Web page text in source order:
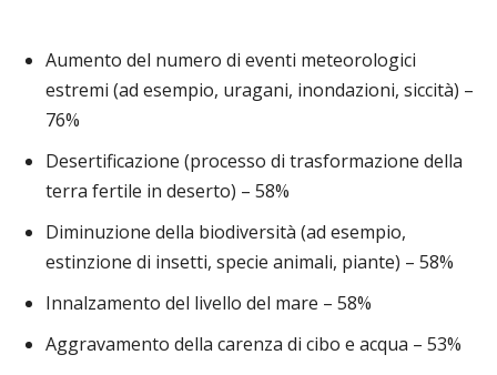
Aumento del numero di eventi meteorologici
estremi (ad esempio, uragani, inondazioni, siccità) –
76%
Desertificazione (processo di trasformazione della
terra fertile in deserto) – 58%
Diminuzione della biodiversità (ad esempio,
estinzione di insetti, specie animali, piante) – 58%
Innalzamento del livello del mare – 58%
Aggravamento della carenza di cibo e acqua – 53%